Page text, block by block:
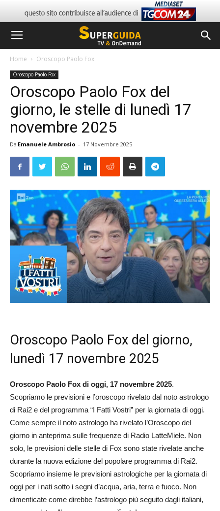
Home Oroscopo Paolo Fox
Oroscopo Paolo Fox
Oroscopo Paolo Fox del
giorno, le stelle di lunedì 17
novembre 2025
Da Emanuele Ambrosio - 17 Novembre 2025
Oroscopo Paolo Fox del giorno,
lunedì 17 novembre 2025
Oroscopo Paolo Fox di oggi, 17 novembre 2025.
Scopriamo le previsioni e l’oroscopo rivelato dal noto astrologo
di Rai2 e del programma “I Fatti Vostri” per la giornata di oggi.
Come sempre il noto astrologo ha rivelato l’Oroscopo del
giorno in anteprima sulle frequenze di Radio LatteMiele. Non
solo, le previsioni delle stelle di Fox sono state rivelate anche
durante la nuova edizione del popolare programma di Rai2.
Scopriamo insieme le previsioni astrologiche per la giornata di
oggi per i nati sotto i segni d’acqua, aria, terra e fuoco. Non
dimenticate come direbbe l’astrologo più seguito dagli italiani,